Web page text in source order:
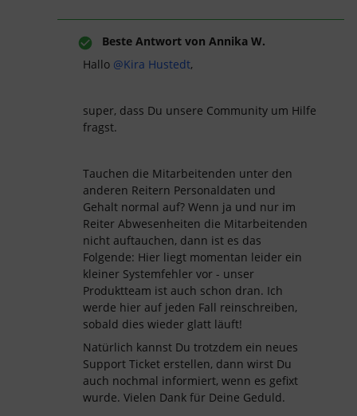
Beste Antwort von Annika W.
Hallo ​ @Kira Hustedt,
super, dass Du unsere Community um Hilfe
fragst.
Tauchen die Mitarbeitenden unter den
anderen Reitern Personaldaten und
Gehalt normal auf? Wenn ja und nur im
Reiter Abwesenheiten die Mitarbeitenden
nicht auftauchen, dann ist es das
Folgende: Hier liegt momentan leider ein
kleiner Systemfehler vor - unser
Produktteam ist auch schon dran. Ich
werde hier auf jeden Fall reinschreiben,
sobald dies wieder glatt läuft!
Natürlich kannst Du trotzdem ein neues
Support Ticket erstellen, dann wirst Du
auch nochmal informiert, wenn es gefixt
wurde. Vielen Dank für Deine Geduld.